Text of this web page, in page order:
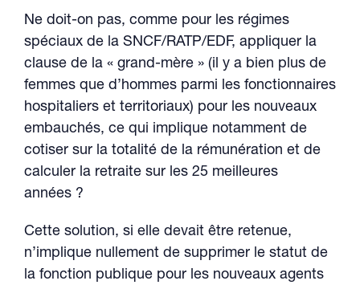
Ne doit-on pas, comme pour les régimes
spéciaux de la SNCF/RATP/EDF, appliquer la
clause de la « grand-mère » (il y a bien plus de
femmes que d’hommes parmi les fonctionnaires
hospitaliers et territoriaux) pour les nouveaux
embauchés, ce qui implique notamment de
cotiser sur la totalité de la rémunération et de
calculer la retraite sur les 25 meilleures
années ?
Cette solution, si elle devait être retenue,
n’implique nullement de supprimer le statut de
la fonction publique pour les nouveaux agents